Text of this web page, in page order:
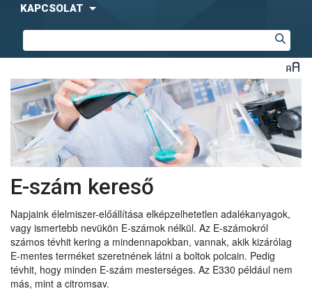
KAPCSOLAT
E-szám kereső
Napjaink élelmiszer-előállítása elképzelhetetlen adalékanyagok,
vagy ismertebb nevükön E-számok nélkül. Az E-számokról
számos tévhit kering a mindennapokban, vannak, akik kizárólag
E-mentes terméket szeretnének látni a boltok polcain. Pedig
tévhit, hogy minden E-szám mesterséges. Az E330 például nem
más, mint a citromsav.